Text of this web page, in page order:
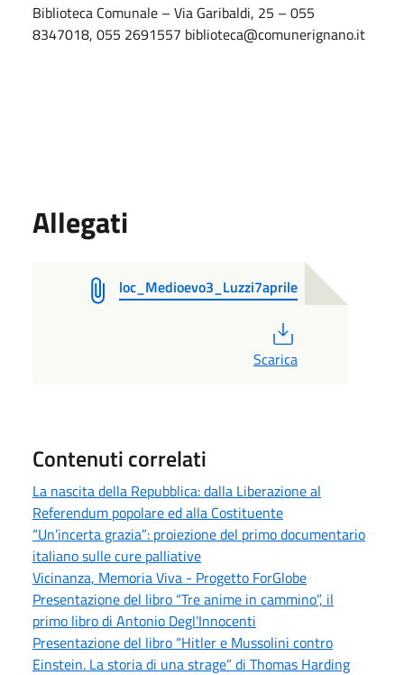
Biblioteca Comunale – Via Garibaldi, 25 – 055
8347018, 055 2691557 biblioteca@comunerignano.it
Allegati
loc_Medioevo3_Luzzi7aprile
Scarica
Contenuti correlati
La nascita della Repubblica: dalla Liberazione al
Referendum popolare ed alla Costituente
“Un’incerta grazia”: proiezione del primo documentario
italiano sulle cure palliative
Vicinanza, Memoria Viva - Progetto ForGlobe
Presentazione del libro “Tre anime in cammino”, il
primo libro di Antonio Degl’Innocenti
Presentazione del libro “Hitler e Mussolini contro
Einstein. La storia di una strage” di Thomas Harding